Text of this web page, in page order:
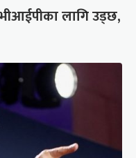
लागि उड्छ,